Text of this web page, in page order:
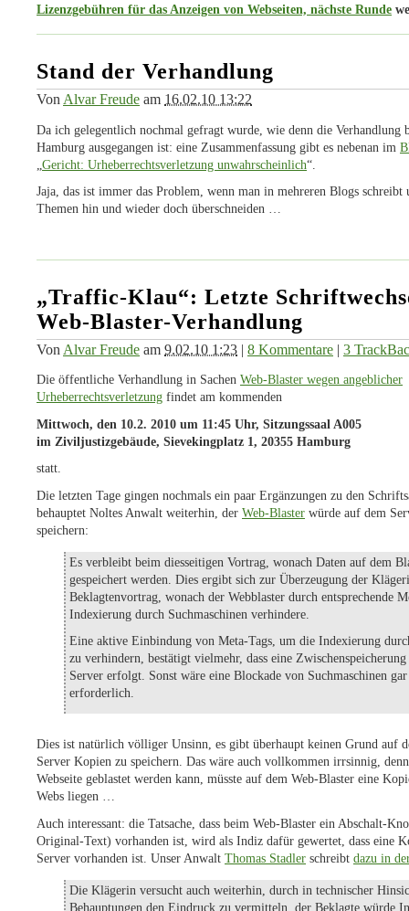
Lizenzgebühren für das Anzeigen von Webseiten, nächste Runde
Stand der Verhandlung
VonAlvar Freude am 16.02.10 13:22
Da ich gelegentlich nochmal gefragt wurde, wie denn die Verhandlung
Hamburg ausgegangen ist: eine Zusammenfassung gibt es nebenan im
Gericht: Urheberrechtsverletzung unwahrscheinlich“.
Jaja, das ist immer das Problem, wenn man in mehreren Blogs schreibt
Themen hin und wieder doch überschneiden …
„Traffic-Klau“: Letzte
Web-Blaster-Verhandlung
Von Alvar Freude am 9.02.10 1:23 | 8 Kommentare | 3
Die öffentliche Verhandlung in Sachen Web-Blaster wegen angeblicher
Urheberrechtsverletzung findet am kommenden
Mittwoch, den 10.2. 2010 um 11:45 Uhr, Sitzungssaal A005
im Ziviljustizgebäude, Sievekingplatz 1, 20355 Hamburg
statt.
Die letzten Tage gingen nochmals ein paar Ergänzungen zu den
behauptet Noltes Anwalt weiterhin, der Web-Blaster würde auf dem
speichern:
Es verbleibt beim diesseitigen Vortrag, wonach Daten auf dem
gespeichert werden. Dies ergibt sich zur Überzeugung der
Beklagtenvortrag, wonach der Webblaster durch entsprechende
Indexierung durch Suchmaschinen verhindere.
Eine aktive Einbindung von Meta-Tags, um die Indexierung
zu verhindern, bestätigt vielmehr, dass eine
Server erfolgt. Sonst wäre eine Blockade von Suchmaschinen
erforderlich.
Dies ist natürlich völliger Unsinn, es gibt überhaupt keinen Grund auf
Server Kopien zu speichern. Das wäre auch vollkommen irrsinnig,
Webseite geblastet werden kann, müsste auf dem Web-Blaster eine
Webs liegen …
Auch interessant: die Tatsache, dass beim Web-Blaster ein Abschalt-
Original-Text) vorhanden ist, wird als Indiz dafür gewertet, dass eine
Server vorhanden ist. Unser Anwalt Thomas Stadler schreibt dazu in
Die Klägerin versucht auch weiterhin, durch in technischer
Behauptungen den Eindruck zu vermitteln, der Beklagte würde